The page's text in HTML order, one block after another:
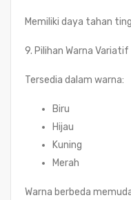
Memiliki daya tahan
9. Pilihan Warna Variatif
Tersedia dalam warna:
Biru
Hijau
Kuning
Merah
Warna berbeda